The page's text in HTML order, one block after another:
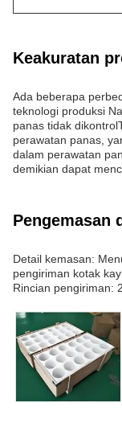
Keakuratan
Ada beberapa
teknologi produksi
panas tidak
perawatan panas,
dalam perawatan
demikian dapat
Pengemasan
Detail kemasan:
pengiriman kotak
Rincian pengiriman: